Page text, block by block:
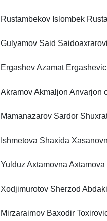
Rustambekov Islombek
Gulyamov Said
Ergashev Azamat
Akramov Akmaljon Anvarjon
Mamanazarov Sardor
Ishmetova Shaxida
Yulduz Axtamovna Axtamova
Xodjimurotov Sherzod
Mirzaraimov Baxodir